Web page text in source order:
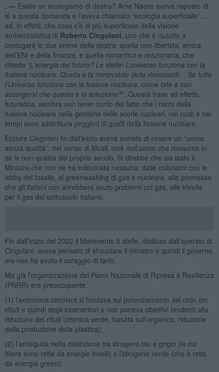
. — Esiste un ecologismo di destra? Arne Naess aveva risposto di
sì a questa domanda e l’aveva chiamato “ecologia superficiale”…
ed, in effetti, che cosa c’è di più superficiale della visione
ambientalistica di Roberto Cingolani , uno che è riuscito a
coniugare le due anime della destra: quella neo-liberista, amica
dell’ENI e della finanza, e quella romantica e reazionaria, che
chiede “L'energia del futuro? Le stelle! L’universo funziona con la
fusione nucleare. Quella è la rinnovabile delle rinnovabili…
Se tutto
l’Universo funziona con la fusione nucleare, come fate a non
accorgervi che questa è la soluzione?”. Questa frase ad effetto,
futuristica, sembra non tener conto del fatto che i rischi della
fusione nucleare nella gestione delle scorie nucleari, nei costi e nei
tempi sono addirittura peggiori di quelli della fissione nucleare.
Eppure Cingolani fin dall’inizio aveva svelato di essere un “uomo
senza qualità”, nel senso di Musil, cioè dell’uomo che riassume in
sé le non-qualità del proprio secolo. Si direbbe che sia stato il
Ministro che non ne ha indovinata nessuna: dalle collusioni con le
lobby del fossile, al greenwashing di gas e nucleare, alle promesse
che gli italiani non avrebbero avuto problemi col gas, alle trivelle
per il gas del sottosuolo italiano.
Fin dall’inizio del 2022 il Movimento 5 stelle, disilluso dall’operato di
Cingolani, aveva pensato di sfiduciare il ministro e quindi il governo,
ma non ha avuto il coraggio di farlo.
Ma già l’organizzazione del Piano Nazionale di Ripresa e Resilienza
(PNRR) era preoccupante:
(1) l’economia circolare si fondava sul potenziamento del ciclo dei
rifiuti e quindi degli inceneritori e non poneva obiettivi tendenti alla
riduzione dei rifiuti (chimica verde, basata sull’organico, riduzione
della produzione della plastica);
(2) l’ambiguità nella distinzione tra idrogeno blu e grigio (le cui
filiere sono rette da energie fossili) e l’idrogeno verde (che è retto
da energia green);